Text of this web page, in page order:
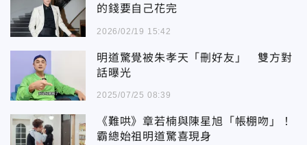
的錢要自己花完
2026/02/19 15:42
明道驚覺被朱孝天「刪好友」 雙方對
話曝光
2025/07/25 08:39
《難哄》章若楠與陳星旭「帳棚吻」！
霸總始祖明道驚喜現身